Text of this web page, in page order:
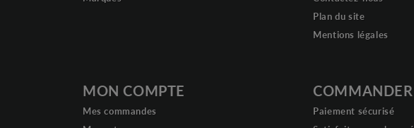
Plan du site
Mentions légales
MON COMPTE
Mes commandes
COMMANDER
Paiement sécurisé